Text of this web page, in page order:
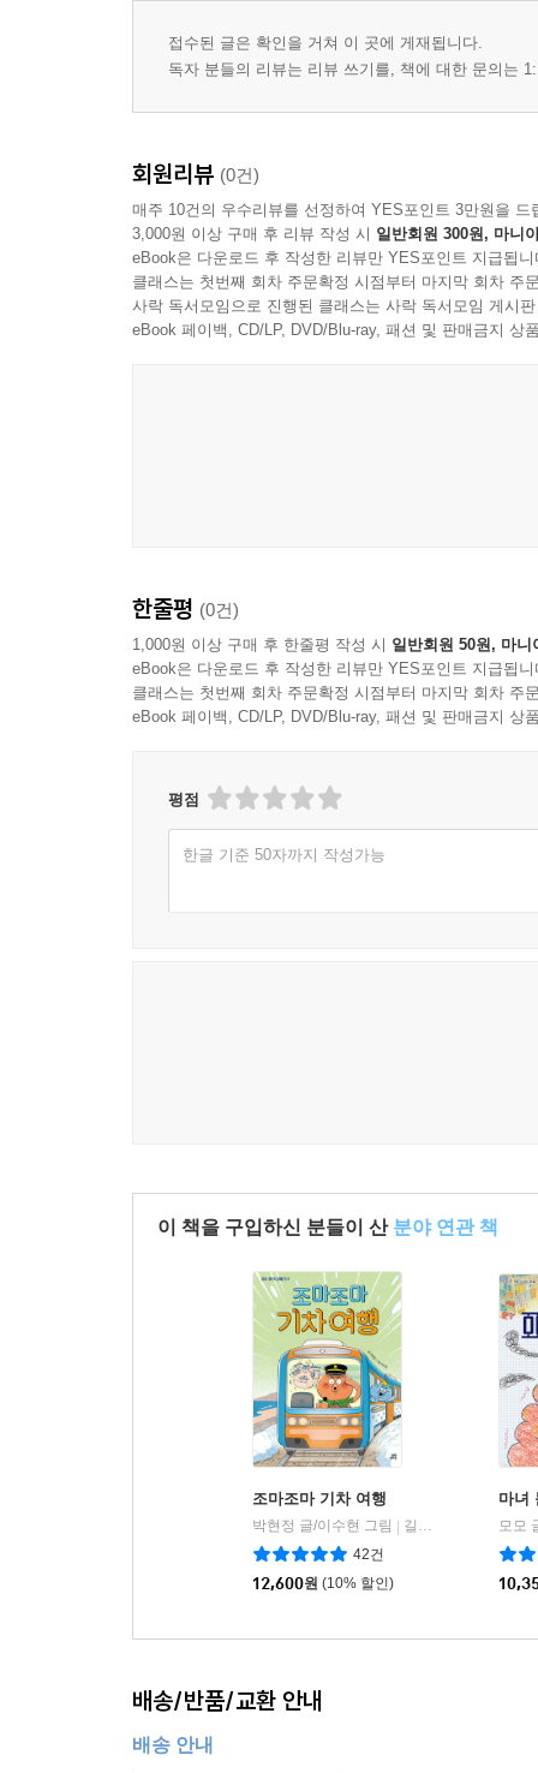
접수된 글은 확인을 거쳐 이 곳에 게재됩니다.
독자 분들의 리뷰는 리뷰 쓰기를, 책에 대한 문의는
회원리뷰 (0건)
매주 10건의 우수리뷰를 선정하여 YES포인트 3만원을 드
3,000원 이상 구매 후 리뷰 작성 시 일반회원 300원, 마니
eBook은 다운로드 후 작성한 리뷰만 YES포인트 지급됩니
클래스는 첫번째 회차 주문확정 시점부터 마지막 회차 주
사락 독서모임으로 진행된 클래스는 사락 독서모임 게시
eBook 페이백, CD/LP, DVD/Blu-ray, 패션 및 판매금지 상
한줄평 (0건)
1,000원 이상 구매 후 한줄평 작성 시 일반회원 50원, 마니
eBook은 다운로드 후 작성한 리뷰만 YES포인트 지급됩니
클래스는 첫번째 회차 주문확정 시점부터 마지막 회차 주
eBook 페이백, CD/LP, DVD/Blu-ray, 패션 및 판매금지 상
평점
한글 기준 50자까지 작성가능
이 책을 구입하신 분들이 산 분야 연관 책
조마조마 기차 여행
박현정 글/이수현 그림
길벗스쿨
42건
12,600원 (10% 할인)
마녀
모모
배송/반품/교환 안내
배송 안내